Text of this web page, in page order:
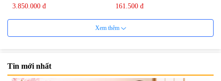
3.850.000 đ 161.500 đ
Xem thêm
Tin mới nhất